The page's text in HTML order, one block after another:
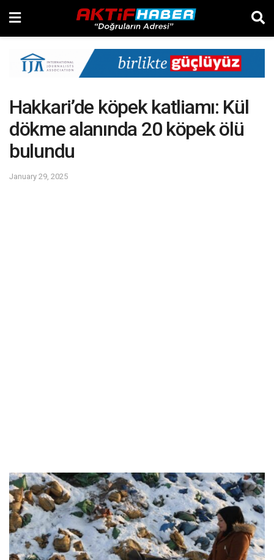
Hakkari’de köpek katliamı: Kül
dökme alanında 20 köpek ölü
bulundu
January 29, 2025